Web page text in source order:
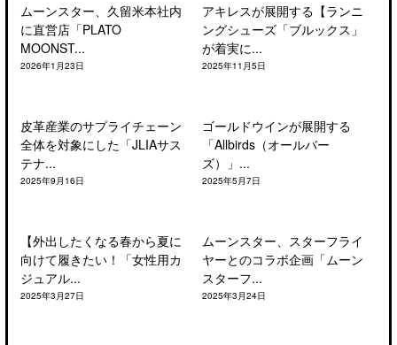
ムーンスター、久留米本社内
に直営店「PLATO
MOONST...
2026年1月23日
アキレスが展開する【ランニ
ングシューズ「ブルックス」
が着実に...
2025年11月5日
皮革産業のサプライチェーン
全体を対象にした「JLIAサス
テナ...
2025年9月16日
ゴールドウインが展開する
「Allbirds（オールバー
ズ）」...
2025年5月7日
【外出したくなる春から夏に
向けて履きたい！「女性用カ
ジュアル...
2025年3月27日
ムーンスター、スターフライ
ヤーとのコラボ企画「ムーン
スターフ...
2025年3月24日